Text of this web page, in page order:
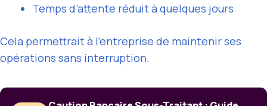
Temps d’attente réduit à quelques jours
Cela permettrait à l’entreprise de maintenir ses
opérations sans interruption.